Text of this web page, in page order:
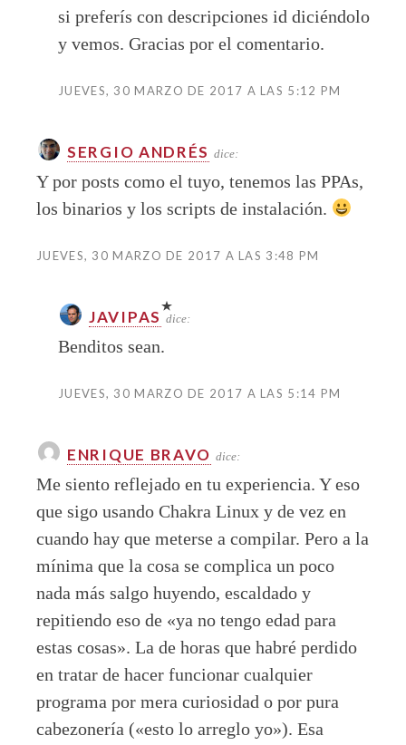
si preferís con descripciones id diciéndolo
y vemos. Gracias por el comentario.
JUEVES, 30 MARZO DE 2017 A LAS 5:12 PM
SERGIO ANDRÉS dice:
Y por posts como el tuyo, tenemos las PPAs,
los binarios y los scripts de instalación.
JUEVES, 30 MARZO DE 2017 A LAS 3:48 PM
JAVIPAS dice:
Benditos sean.
JUEVES, 30 MARZO DE 2017 A LAS 5:14 PM
ENRIQUE BRAVO dice:
Me siento reflejado en tu experiencia. Y eso
que sigo usando Chakra Linux y de vez en
cuando hay que meterse a compilar. Pero a la
mínima que la cosa se complica un poco
nada más salgo huyendo, escaldado y
repitiendo eso de «ya no tengo edad para
estas cosas». La de horas que habré perdido
en tratar de hacer funcionar cualquier
programa por mera curiosidad o por pura
cabezonería («esto lo arreglo yo»). Esa